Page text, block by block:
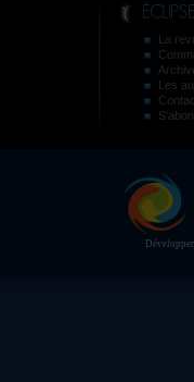
La
Les